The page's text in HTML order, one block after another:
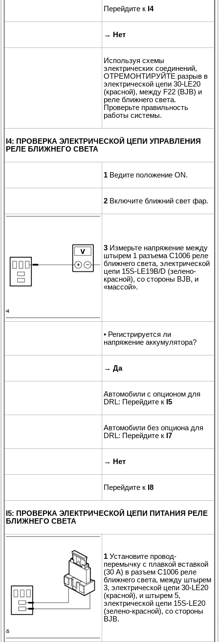
Перейдите к I4
→ Нет
Используя схемы
электрических соединений,
ОТРЕМОНТИРУЙТЕ разрыв в
электрической цепи 30-LE20
(красной), между F22 (BJB) и
реле ближнего света.
Проверьте правильность
работы системы.
I4: ПРОВЕРКА ЭЛЕКТРИЧЕСКОЙ ЦЕПИ УПРАВЛЕНИЯ
РЕЛЕ БЛИЖНЕГО СВЕТА
1 Ведите положение ON.
2 Включите ближний свет фар.
3 Измерьте напряжение между
штырем 1 разъема C1006 реле
ближнего света, электрической
цепи 15S-LE19B/D (зелено-
красной), со стороны BJB, и
«массой».
• Регистрируется ли
напряжение аккумулятора?
→ Да
Автомобили с опционом для
DRL: Перейдите к I5
Автомобили без опциона для
DRL: Перейдите к I7
→ Нет
Перейдите к I8
I5: ПРОВЕРКА ЭЛЕКТРИЧЕСКОЙ ЦЕПИ ПИТАНИЯ РЕЛЕ
БЛИЖНЕГО СВЕТА
1 Установите провод-
перемычку с плавкой вставкой
(30 A) в разъем C1006 реле
ближнего света, между штырем
3, электрической цепи 30-LE20
(красной), и штырем 5,
электрической цепи 15S-LE20
(зелено-красной), со стороны
BJB.